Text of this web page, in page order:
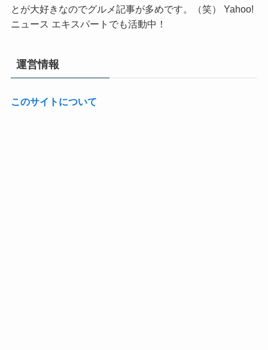
とが大好きなのでグルメ記事が多めです。（笑） Yahoo!
ニュース エキスパートでも活動中！
運営情報
このサイトについて